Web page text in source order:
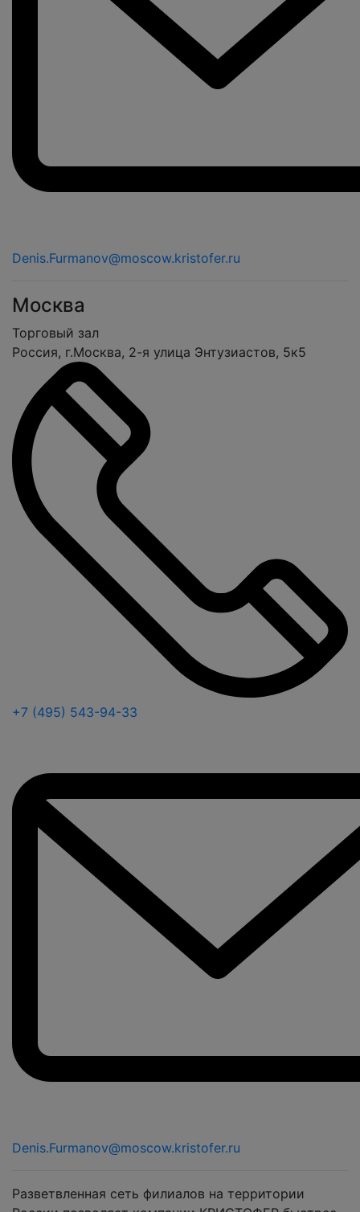
Denis.Furmanov@moscow.kristofer.ru
Москва
Торговый зал
Россия, г.Москва, 2-я улица Энтузиастов, 5к5
+7 (495) 543-94-33
Denis.Furmanov@moscow.kristofer.ru
Разветвленная сеть филиалов на территории